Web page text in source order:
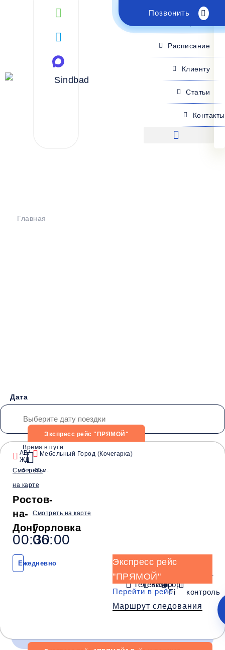
Позвонить
Поиск рейса
Расписание
Клиенту
Статьи
Контакты
Главная
Дата
Водители со
стажем от 10 лет
Обратный рейс
Экспресс рейс "ПРЯМОЙ"
АВ/
ЖД
Смотреть
на карте
Ростов-
на-
Дону
00:30
Время в пути
5 ч. 30 м.
Мебельный Город (Кочегарка)
Смотреть на карте
Горловка
06:00
Ежедневно
Телевизор
Комфорт
Fi
Климат
контроль
Экспресс рейс
"ПРЯМОЙ"
Перейти в рейс
Маршрут следования